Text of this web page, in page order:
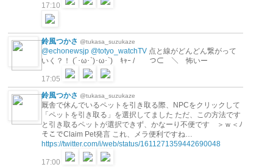
17:10
鈴風つかさ @tukasa_suzukaze
@echonewsjp @totyo_watchTV 点と線がどんどん繋がって
いく？！ (´･ω･`)･ω･`) ｷｬｰ / つ⊂ ＼ 怖いー
17:05
鈴風つかさ @tukasa_suzukaze
厩舎で休んでいるペットを引き取る際、NPCをクリックして
「ペットを引き取る」を選択してました ただ、この方法です
と引き取るペットが選択できず、かなーり不便です ＞ｗ＜ﾉ
そこでClaim Pet発言 これ、メラ便利ですね…
https://twitter.com/i/web/status/1611271359442690048
17:00